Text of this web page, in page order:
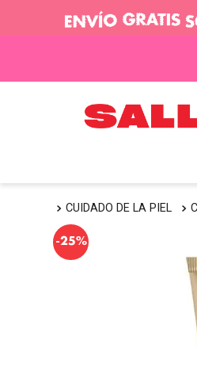
CUIDADO DE LA PIEL
-25%